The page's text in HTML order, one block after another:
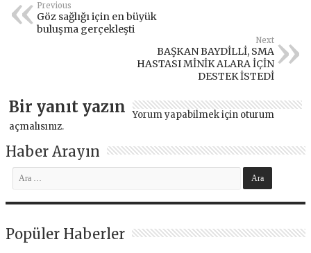
Previous
Göz sağlığı için en büyük
buluşma gerçekleşti
Next
BAŞKAN BAYDİLLİ, SMA
HASTASI MİNİK ALARA İÇİN
DESTEK İSTEDİ
Bir yanıt yazın Yorum yapabilmek için oturum
açmalısınız.
Haber Arayın
Popüler Haberler